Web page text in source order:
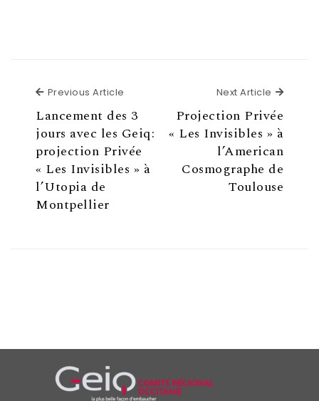
Previous Article
Lancement des 3
jours avec les Geiq:
projection Privée
« Les Invisibles » à
l’Utopia de
Montpellier
Next Article
Projection Privée
« Les Invisibles » à
l’American
Cosmographe de
Toulouse